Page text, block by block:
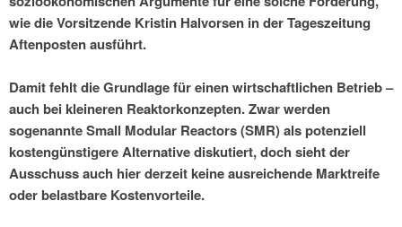
wie die Vorsitzende Kristin Halvorsen in der Tageszeitung
Aftenposten ausführt.
Damit fehlt die Grundlage für einen wirtschaftlichen Betrieb –
auch bei kleineren Reaktorkonzepten. Zwar werden
sogenannte Small Modular Reactors (SMR) als potenziell
kostengünstigere Alternative diskutiert, doch sieht der
Ausschuss auch hier derzeit keine ausreichende Marktreife
oder belastbare Kostenvorteile.